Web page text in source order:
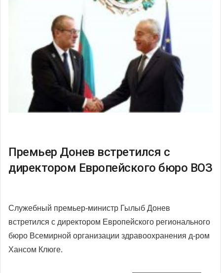
Премьер Донев встретился с
директором Европейского бюро ВОЗ
Служебный премьер-министр Гылыб Донев
встретился с директором Европейского регионального
бюро Всемирной организации здравоохранения д-ром
Хансом Клюге.